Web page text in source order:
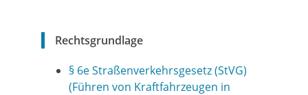
Rechtsgrundlage
§ 6e Straßenverkehrsgesetz (StVG)
(Führen von Kraftfahrzeugen in